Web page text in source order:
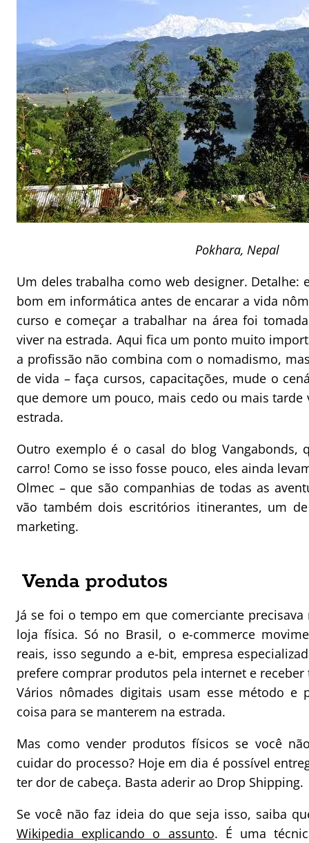
Pokhara, Nepal
Um deles trabalha como web designer. Detalhe:
bom em informática antes de encarar a vida
curso e começar a trabalhar na área foi
viver na estrada. Aqui fica um ponto muito
a profissão não combina com o nomadismo,
de vida – faça cursos, capacitações, mude o
que demore um pouco, mais cedo ou mais tarde
estrada.
Outro exemplo é o casal do blog Vangabonds,
carro! Como se isso fosse pouco, eles ainda
Olmec – que são companhias de todas as
vão também dois escritórios itinerantes, um
marketing.
Venda produtos
Já se foi o tempo em que comerciante
loja física. Só no Brasil, o e-commerce
reais, isso segundo a e-bit, empresa
prefere comprar produtos pela internet e
Vários nômades digitais usam esse método e
coisa para se manterem na estrada.
Mas como vender produtos físicos se você
cuidar do processo? Hoje em dia é possível
ter dor de cabeça. Basta aderir ao Drop Shipping.
Se você não faz ideia do que seja isso, saiba
Wikipedia explicando o assunto. É uma